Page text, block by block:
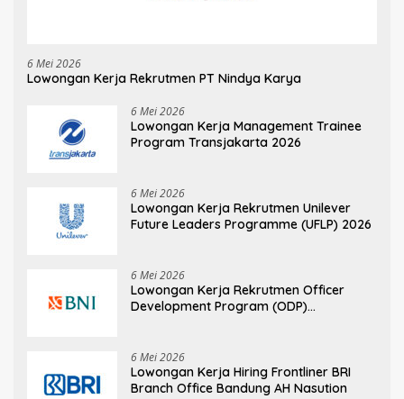
6 Mei 2026
Lowongan Kerja Rekrutmen PT Nindya Karya
6 Mei 2026
Lowongan Kerja Management Trainee
Program Transjakarta 2026
6 Mei 2026
Lowongan Kerja Rekrutmen Unilever
Future Leaders Programme (UFLP) 2026
6 Mei 2026
Lowongan Kerja Rekrutmen Officer
Development Program (ODP)
6 Mei 2026
Lowongan Kerja Hiring Frontliner BRI
Branch Office Bandung AH Nasution